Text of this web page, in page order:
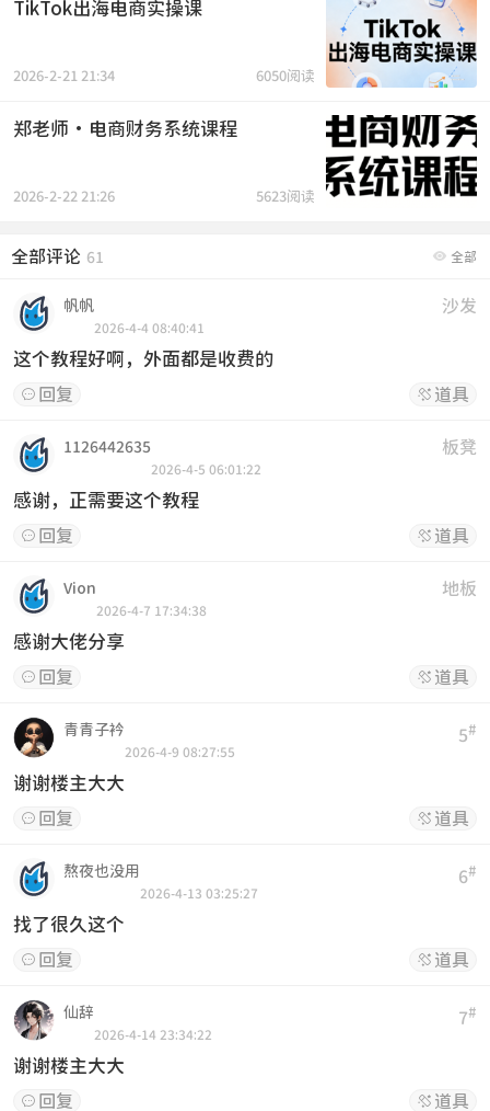
TikTok出海电商实操课
6050阅读
2026-2-21 21:34
郑老师·电商财务系统课程
5623阅读
2026-2-22 21:26
 全部
全部评论 61
沙发
帆帆
2026-4-4 08:40:41
这个教程好啊，外面都是收费的
 回复  道具
板凳
1126442635
2026-4-5 06:01:22
感谢，正需要这个教程
 回复  道具
地板
Vion
2026-4-7 17:34:38
感谢大佬分享
 回复  道具
5#
青青子衿
2026-4-9 08:27:55
谢谢楼主大大
 回复  道具
6#
熬夜也没用
2026-4-13 03:25:27
找了很久这个
 回复  道具
7#
仙辞
2026-4-14 23:34:22
谢谢楼主大大
 回复  道具